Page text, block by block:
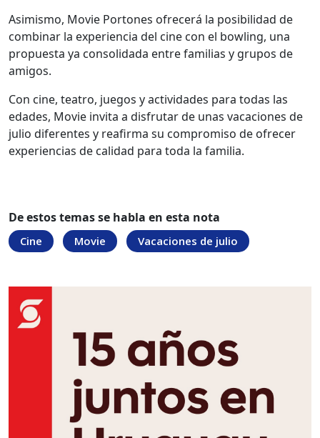
Asimismo, Movie Portones ofrecerá la posibilidad de
combinar la experiencia del cine con el bowling, una
propuesta ya consolidada entre familias y grupos de
amigos.
Con cine, teatro, juegos y actividades para todas las
edades, Movie invita a disfrutar de unas vacaciones de
julio diferentes y reafirma su compromiso de ofrecer
experiencias de calidad para toda la familia.
De estos temas se habla en esta nota
Cine Movie Vacaciones de julio